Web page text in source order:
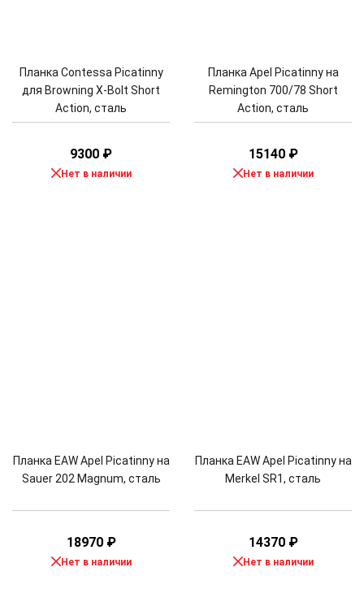
Планка Contessa Picatinny
для Browning X-Bolt Short
Action, сталь
9300 ₽
Нет в наличии
Планка Apel Picatinny на
Remington 700/78 Short
Action, сталь
15140 ₽
Нет в наличии
Планка EAW Apel Picatinny на
Sauer 202 Magnum, сталь
18970 ₽
Нет в наличии
Планка EAW Apel Picatinny на
Merkel SR1, сталь
14370 ₽
Нет в наличии